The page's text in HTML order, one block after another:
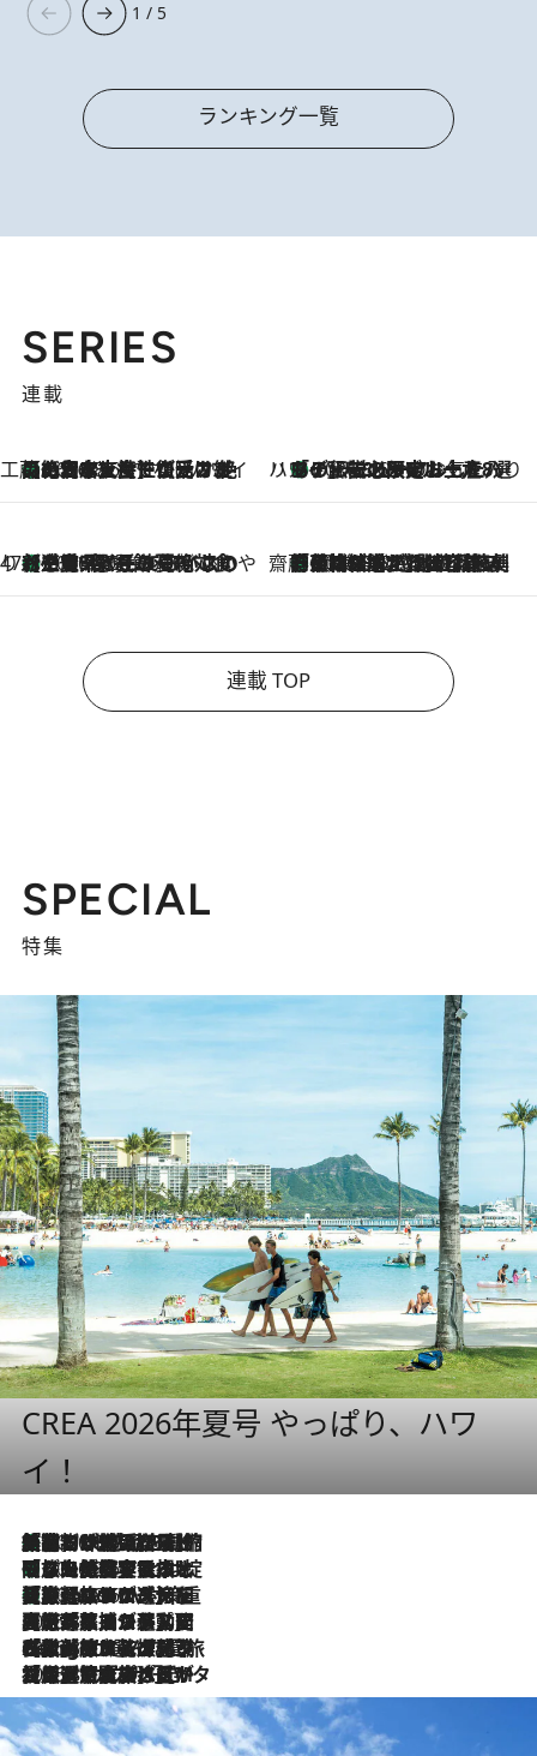
1 / 5
ランキング一覧
SERIES
連載
工藤まやのおもてなしハワイ
2026.8.6
【ハワイ土産】ローカルの絶大な支持で復活！ 絶品の幻クッキー《元ファンの日本人女性が受け継いだ名店》 ハワイ賢者 リサのお気に入りリスト2026.8.6
あの伝説の限定トートも！ リニューアルした「ディーン＆デルーカ ハワイ」で必須のお土産8選
47都道府県の手みやげ ひんやりスイーツで夏を満喫
2026.8.6
【三重県】この夏絶対食べたい 冷やしておいしいおやつ3選 お餅×アイスの新感覚スイーツ 齋藤 薫 美容脳ルネサンス
2026.8.6
「荷物が増えるほど旅ストレスは増す」美容ジャーナリストがたどり着いた最終結論。“化粧品を劇的に減らす”感動の凝縮美容とは
連載 TOP
SPECIAL
特集
CREA 2026年夏号 やっぱり、ハワ
イ！
2026.8.6
「荷物が増えるほど旅ストレスは増す」美容ジャーナリストがたどり着いた最終結論。“化粧品を劇的に減らす”感動の凝縮美容とは
2026.8.6
「旅先には金髪ウィッグを持参」日本と同じメイクでは損してる!? 美容ジャーナリストが提案する“掟破りの旅美容”とは
2026.8.6
【厳選旅コスメ】「身軽さ＆UV対策重視！」ヘアアーティストshucoが選んだ夏旅ベストコスメを発表【Mサイズジップ】
2026.8.5
【厳選旅コスメ】国内をあちこち移動する河井菜摘が選んだ夏旅ベストコスメ発表！「リラックスアイテムはマスト」【Mサイズジップ】
2026.8.4
【厳選旅コスメ】「紫外線＆乾燥対策しながらメイク感も！」ヘア＆メイクGeorgeが選んだ夏旅ベストコスメを発表！【Mサイズジップ】
2026.8.3
【厳選旅コスメ】「保湿もタイパ重視！」“サウナ好き”タレント清水みさとが愛用する夏旅ベストコスメを発表！【Mサイズジップ】